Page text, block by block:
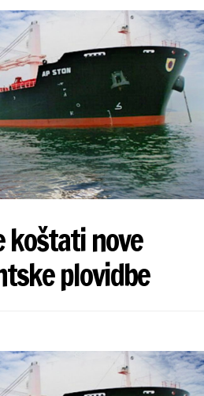
koštati nove
plovidbe